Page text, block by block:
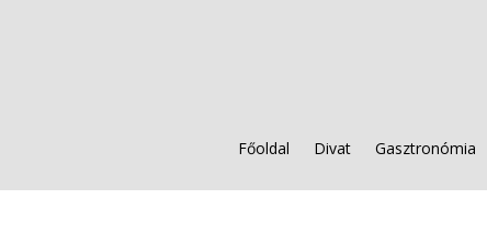
Főoldal Divat Gasztronómia